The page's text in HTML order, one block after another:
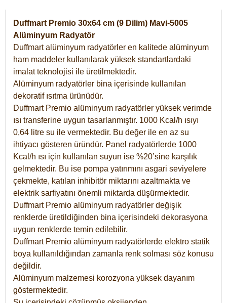
Duffmart Premio 30x64 cm (9 Dilim) Mavi-5005
Alüminyum Radyatör
Duffmart alüminyum radyatörler en kalitede alüminyum
ham maddeler kullanılarak yüksek standartlardaki
imalat teknolojisi ile üretilmektedir.
Alüminyum radyatörler bina içerisinde kullanılan
dekoratif ısıtma ürünüdür.
Duffmart Premio alüminyum radyatörler yüksek verimde
ısı transferine uygun tasarlanmıştır. 1000 Kcal/h ısıyı
0,64 litre su ile vermektedir. Bu değer ile en az su
ihtiyacı gösteren üründür. Panel radyatörlerde 1000
Kcal/h ısı için kullanılan suyun ise %20’sine karşılık
gelmektedir. Bu ise pompa yatırımını asgari seviyelere
çekmekte, katılan inhibitör miktarını azaltmakta ve
elektrik sarfiyatını önemli miktarda düşürmektedir.
Duffmart Premio alüminyum radyatörler değişik
renklerde üretildiğinden bina içerisindeki dekorasyona
uygun renklerde temin edilebilir.
Duffmart Premio alüminyum radyatörlerde elektro statik
boya kullanıldığından zamanla renk solması söz konusu
değildir.
Alüminyum malzemesi korozyona yüksek dayanım
göstermektedir.